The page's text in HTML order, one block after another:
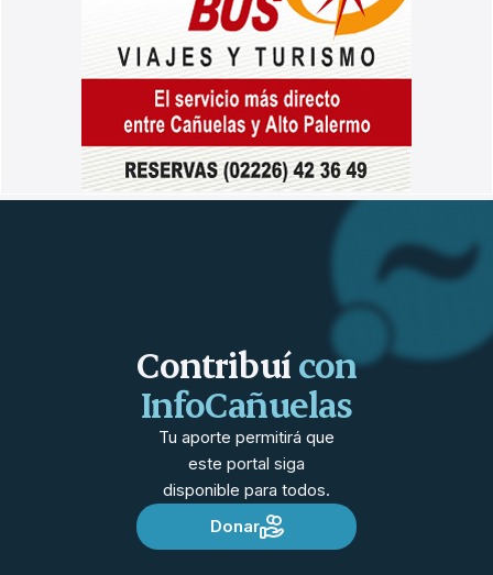
Contribuícon
InfoCañuelas
Tu aporte permitirá que
este portal siga
disponible para todos.
Donar